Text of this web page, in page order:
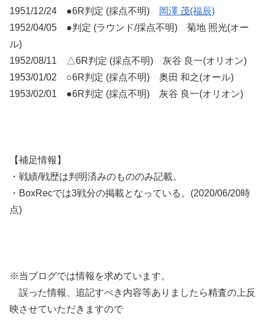
1951/12/24 ●6R判定 (採点不明)
岡澤 茂(福辰)
1952/04/05 ●判定 (ラウンド/採点不明) 菊地 照光(オー
ル)
1952/08/11 △6R判定 (採点不明) 灰谷 良一(オリオン)
1953/01/02 ○6R判定 (採点不明) 奥田 和之(オール)
1953/02/01 ●6R判定 (採点不明) 灰谷 良一(オリオン)
【補足情報】
・戦績/戦歴は判明済みのもののみ記載。
・BoxRecでは3戦分の掲載となっている。(2020/06/20時
点)
※当ブログでは情報を求めています。
誤った情報、追記すべき内容等ありましたら精査の上反
映させていただきますので